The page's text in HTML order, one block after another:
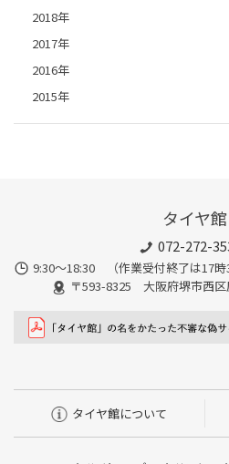
2018年
2017年
2016年
2015年
タイヤ
072-272-
9:30〜18:30 （作業受付終了は17時
〒593-8325 大阪府堺市西
タイヤ館について